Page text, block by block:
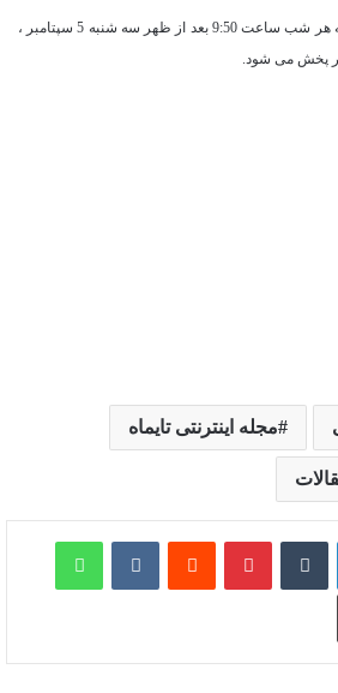
سری “هاچین” از این دو شبکه هر شب ساعت 9:50 بعد از ظهر سه شنبه 5 سپتامبر ،
مجله اینترنتی تایماه
لینکدین ‫تامبلر ‫پین‌ترست‫رددیت ‫VKontakteواتس آپ
چاپ